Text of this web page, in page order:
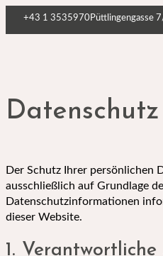
+43 1 3535970Püttlingengasse
Datenschutz
Der Schutz Ihrer persönlichen
ausschließlich auf Grundlage
Datenschutzinformationen
dieser Website.
1. Verantwortliche